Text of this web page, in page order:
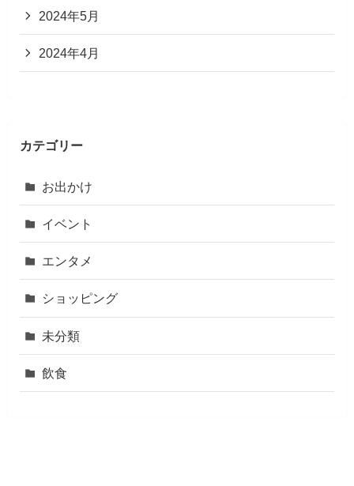
2024年5月
2024年4月
カテゴリー
お出かけ
イベント
エンタメ
ショッピング
未分類
飲食